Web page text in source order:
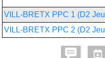
VILL-BRETX PPC 1 (D2
VILL-BRETX PPC 2 (D2